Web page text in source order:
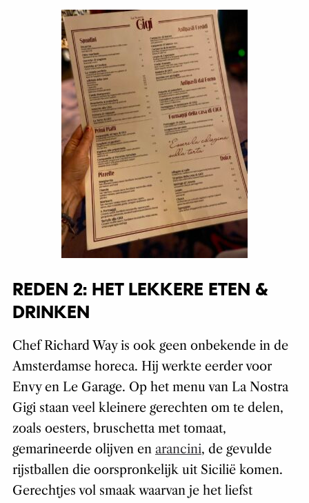
REDEN 2: HET LEKKERE ETEN &
DRINKEN
Chef Richard Way is ook geen onbekende in de
Amsterdamse horeca. Hij werkte eerder voor
Envy en Le Garage. Op het menu van La Nostra
Gigi staan veel kleinere gerechten om te delen,
zoals oesters, bruschetta met tomaat,
gemarineerde olijven en arancini, de gevulde
rijstballen die oorspronkelijk uit Sicilië komen.
Gerechtjes vol smaak waarvan je het liefst